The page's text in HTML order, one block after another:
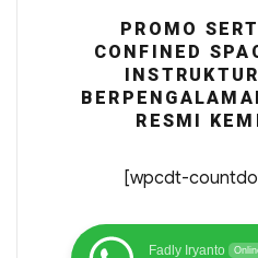
PROMO
CONFINED
RESMI
[wpcdt-
Fadly Iryanto